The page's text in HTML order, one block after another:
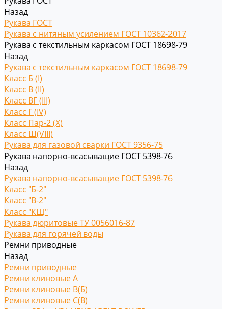
Назад
Рукава ГОСТ
Рукава с нитяным усилением ГОСТ 10362-2017
Рукава с текстильным каркасом ГОСТ 18698-79
Назад
Рукава с текстильным каркасом ГОСТ 18698-79
Класс Б (I)
Класс В (II)
Класс ВГ (III)
Класс Г (IV)
Класс Пар-2 (X)
Класс Ш(VIII)
Рукава для газовой сварки ГОСТ 9356-75
Рукава напорно-всасыващие ГОСТ 5398-76
Назад
Рукава напорно-всасыващие ГОСТ 5398-76
Класс "Б-2"
Класс "В-2"
Класс "КЩ"
Рукава дюритовые ТУ 0056016-87
Рукава для горячей воды
Ремни приводные
Назад
Ремни приводные
Ремни клиновые A
Ремни клиновые В(Б)
Ремни клиновые С(B)